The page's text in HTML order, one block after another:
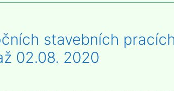
stavebních
02.08. 2020